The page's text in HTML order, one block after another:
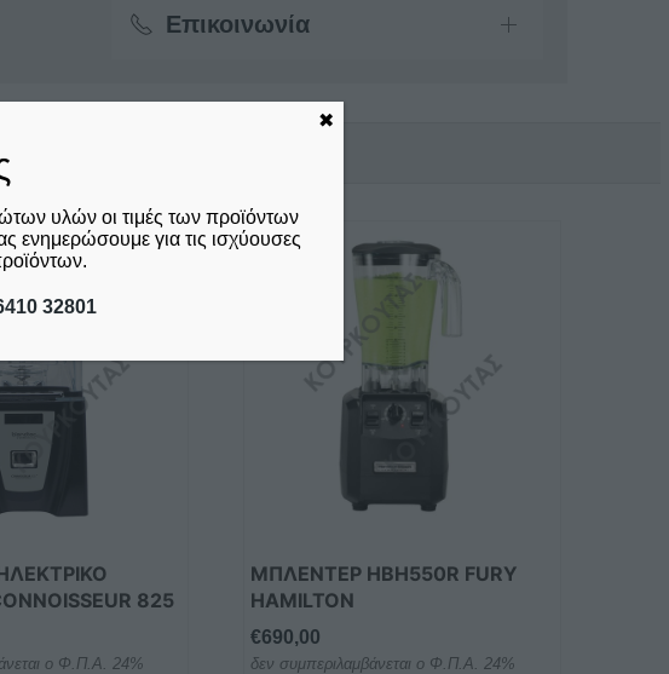
Επικοινωνία
825
ο Φ.Π.Α. 24%
ΜΠΛΕΝΤΕΡ HBΗ550R FURY
HAMILTON
€690,00
δεν συμπεριλαμβάνεται ο Φ.Π.Α. 24%
υλών οι τιμές των προϊόντων
ενημερώσουμε για τις ισχύουσες
32801
✖